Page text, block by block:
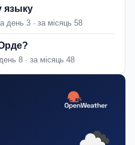
языку
день 3 · за місяць 58
8 · за місяць 48